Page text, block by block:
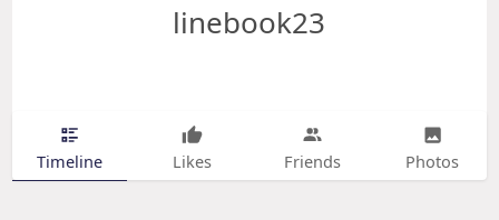
linebook23
Timeline Likes Friends Photos